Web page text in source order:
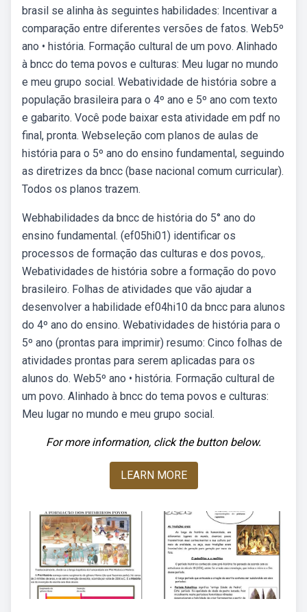
brasil se alinha às seguintes habilidades: Incentivar a
comparação entre diferentes versões de fatos. Web5º
ano • história. Formação cultural de um povo. Alinhado
à bncc do tema povos e culturas: Meu lugar no mundo
e meu grupo social. Webatividade de história sobre a
população brasileira para o 4º ano e 5º ano com texto
e gabarito. Você pode baixar esta atividade em pdf no
final, pronta. Webseleção com planos de aulas de
história para o 5º ano do ensino fundamental, seguindo
as diretrizes da bncc (base nacional comum curricular).
Todos os planos trazem.
Webhabilidades da bncc de história do 5° ano do
ensino fundamental. (ef05hi01) identificar os
processos de formação das culturas e dos povos,.
Webatividades de história sobre a formação do povo
brasileiro. Folhas de atividades que vão ajudar a
desenvolver a habilidade ef04hi10 da bncc para alunos
do 4º ano do ensino. Webatividades de história para o
5º ano (prontas para imprimir) resumo: Cinco folhas de
atividades prontas para serem aplicadas para os
alunos do. Web5º ano • história. Formação cultural de
um povo. Alinhado à bncc do tema povos e culturas:
Meu lugar no mundo e meu grupo social.
For more information, click the button below.
LEARN MORE